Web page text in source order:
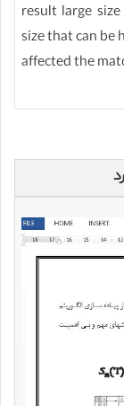
result large
size that can be
affected the